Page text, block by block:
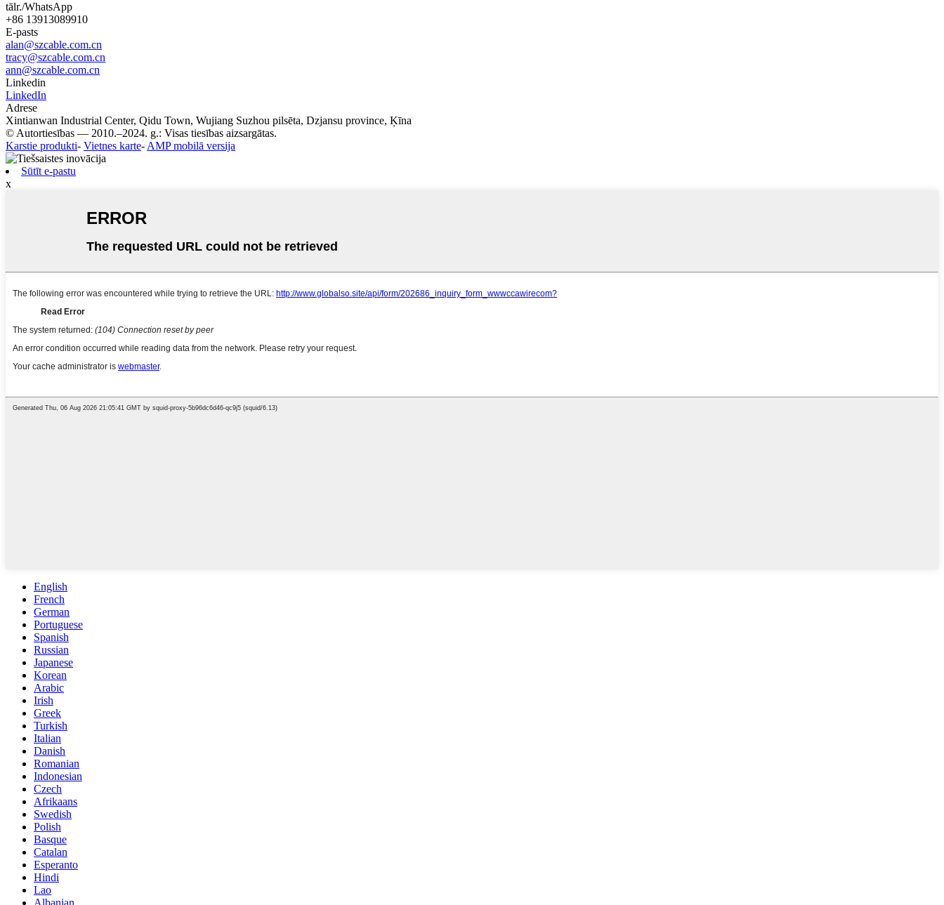
tālr./WhatsApp
+86 13913089910
E-pasts
alan@szcable.com.cn
tracy@szcable.com.cn
ann@szcable.com.cn
Linkedin
LinkedIn
Adrese
Xintianwan Industrial Center, Qidu Town, Wujiang Suzhou pilsēta, Dzjansu province, Ķīna
© Autortiesības — 2010.–2024. g.: Visas tiesības aizsargātas.
Karstie produkti- Vietnes karte- AMP mobilā versija
Sūtīt e-pastu
x
English
French
German
Portuguese
Spanish
Russian
Japanese
Korean
Arabic
Irish
Greek
Turkish
Italian
Danish
Romanian
Indonesian
Czech
Afrikaans
Swedish
Polish
Basque
Catalan
Esperanto
Hindi
Lao